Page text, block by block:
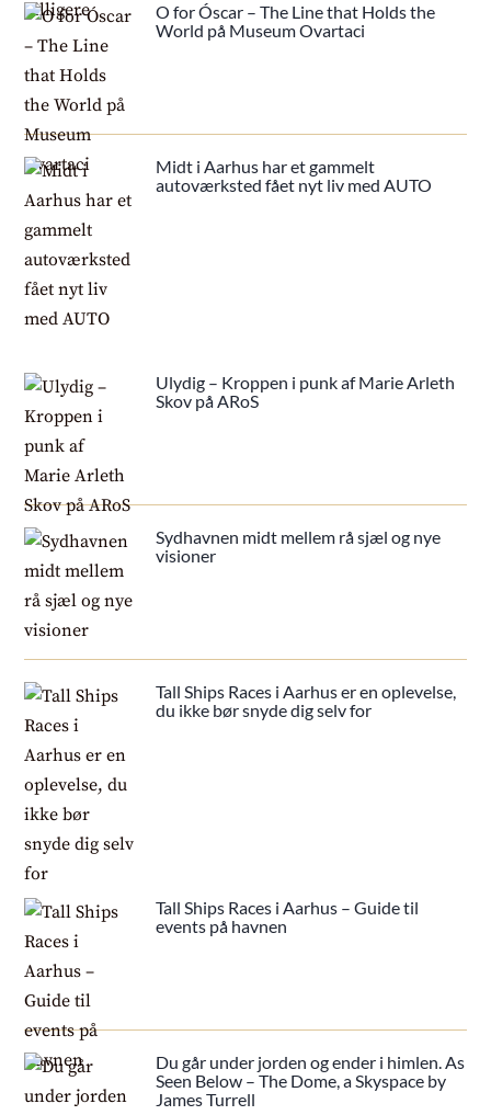
O for Óscar – The Line that Holds the
World på Museum Ovartaci
Midt i Aarhus har et gammelt
autoværksted fået nyt liv med AUTO
Ulydig – Kroppen i punk af Marie Arleth
Skov på ARoS
Sydhavnen midt mellem rå sjæl og nye
visioner
Tall Ships Races i Aarhus er en oplevelse,
du ikke bør snyde dig selv for
Tall Ships Races i Aarhus – Guide til
events på havnen
Du går under jorden og ender i himlen. As
Seen Below – The Dome, a Skyspace by
James Turrell